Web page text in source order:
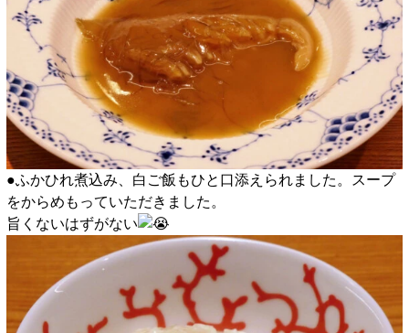
●ふかひれ煮込み、白ご飯もひと口添えられました。スープ
をからめもっていただきました。
旨くないはずがない